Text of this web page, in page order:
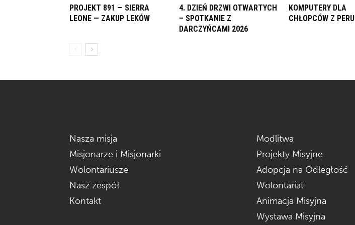
PROJEKT 891 — SIERRA
LEONE — ZAKUP LEKÓW
4. DZIEŃ DRZWI OTWARTYCH
– SPOTKANIE Z
DARCZYŃCAMI 2026
KOMPUTERY DLA
CHŁOPCÓW Z PERU
Nasza misja
Misjonarze i Misjonarki
Wolontariusze
Nasz zespół
Kontakt
Modlitwa
Projekty Misyjne
Adopcja na Odległość
Wolontariat
Animacja Misyjna
Wystawa Misyjna